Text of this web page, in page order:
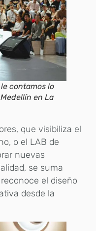
contamos lo
en La
que visibiliza el
o el LAB de
nuevas
se suma
el diseño
desde la